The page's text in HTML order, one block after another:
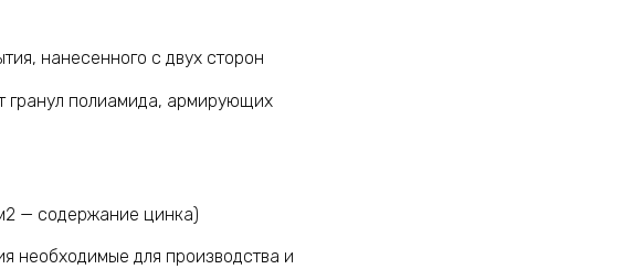
нанесенного с двух сторон
гранул полиамида, армирующих
— содержание цинка)
необходимые для производства и